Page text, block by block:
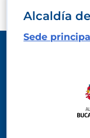
Alcaldía
Sede